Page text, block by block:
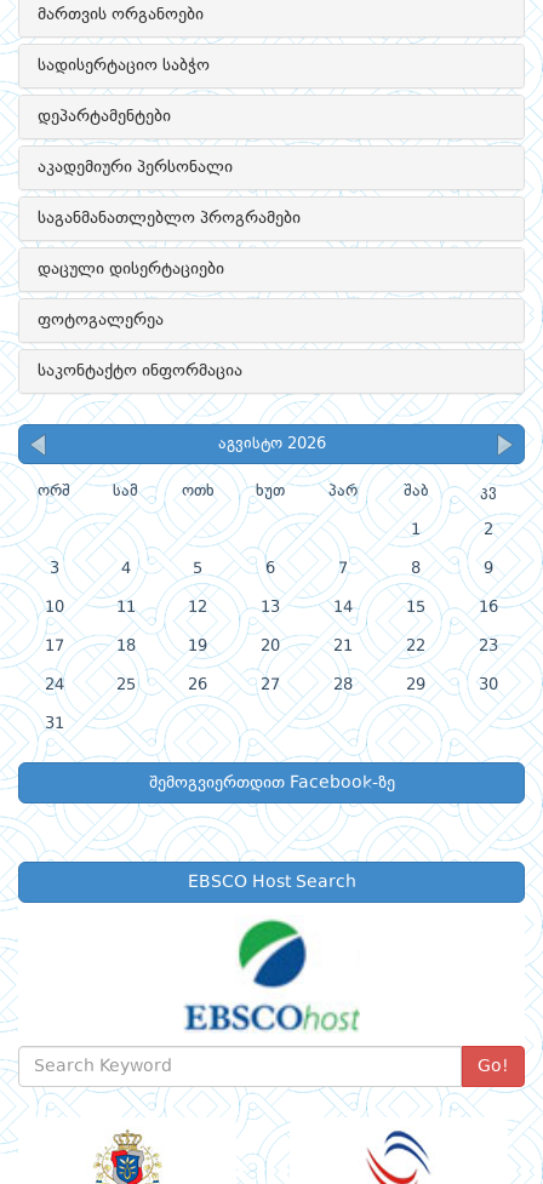
მართვის ორგანოები
სადისერტაციო საბჭო
დეპარტამენტები
აკადემიური პერსონალი
საგანმანათლებლო პროგრამები
დაცული დისერტაციები
ფოტოგალერეა
საკონტაქტო ინფორმაცია
აგვისტო 2026
ორშ სამ ოთხ ხუთ პარ შაბ კვ
1 2
3 4 5 6 7 8 9
10 11 12 13 14 15 16
17 18 19 20 21 22 23
24 25 26 27 28 29 30
31
შემოგვიერთდით Facebook-ზე
EBSCO Host Search
Go!